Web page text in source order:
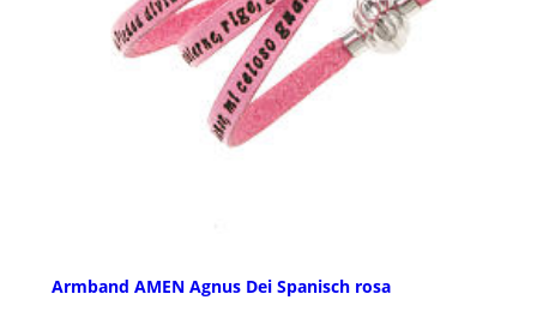
Armband AMEN Agnus Dei Spanisch rosa